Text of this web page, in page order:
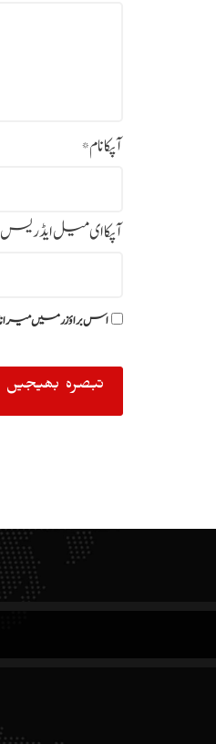
آپکا نام*
آپکا ای میل ایڈریس
اس براؤزر میں میرا